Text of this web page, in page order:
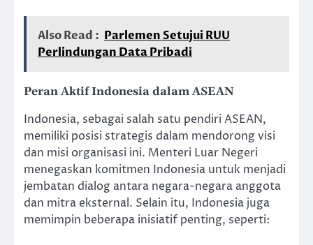
Also Read : Parlemen Setujui RUU
Perlindungan Data Pribadi
Peran Aktif Indonesia dalam ASEAN
Indonesia, sebagai salah satu pendiri ASEAN,
memiliki posisi strategis dalam mendorong visi
dan misi organisasi ini. Menteri Luar Negeri
menegaskan komitmen Indonesia untuk menjadi
jembatan dialog antara negara-negara anggota
dan mitra eksternal. Selain itu, Indonesia juga
memimpin beberapa inisiatif penting, seperti: